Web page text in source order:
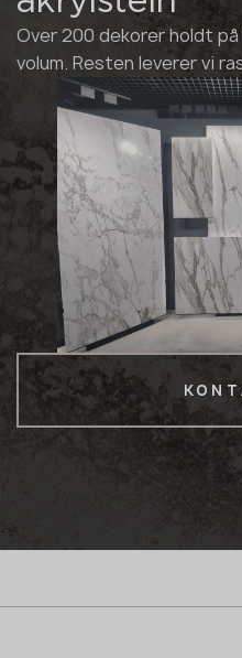
Over 200 dekorer holdt
volum. Resten leverer vi